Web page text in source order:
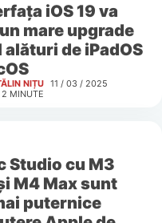
iOS 19 va
mare upgrade
de iPadOS
NIȚU 11 / 03 / 2025
2 MINUTE
Studio cu M3
M4 Max sunt
puternice